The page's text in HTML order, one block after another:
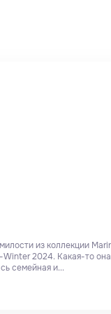
из коллекции
Winter 2024. Какая-то она
семейная и...